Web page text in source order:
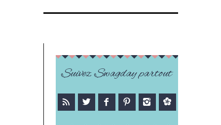
Suivez Swagday partout